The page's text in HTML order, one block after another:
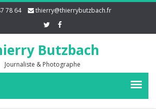
78 64 thierry@thierrybutzbach.fr
Butzbach
Journaliste & Photographe